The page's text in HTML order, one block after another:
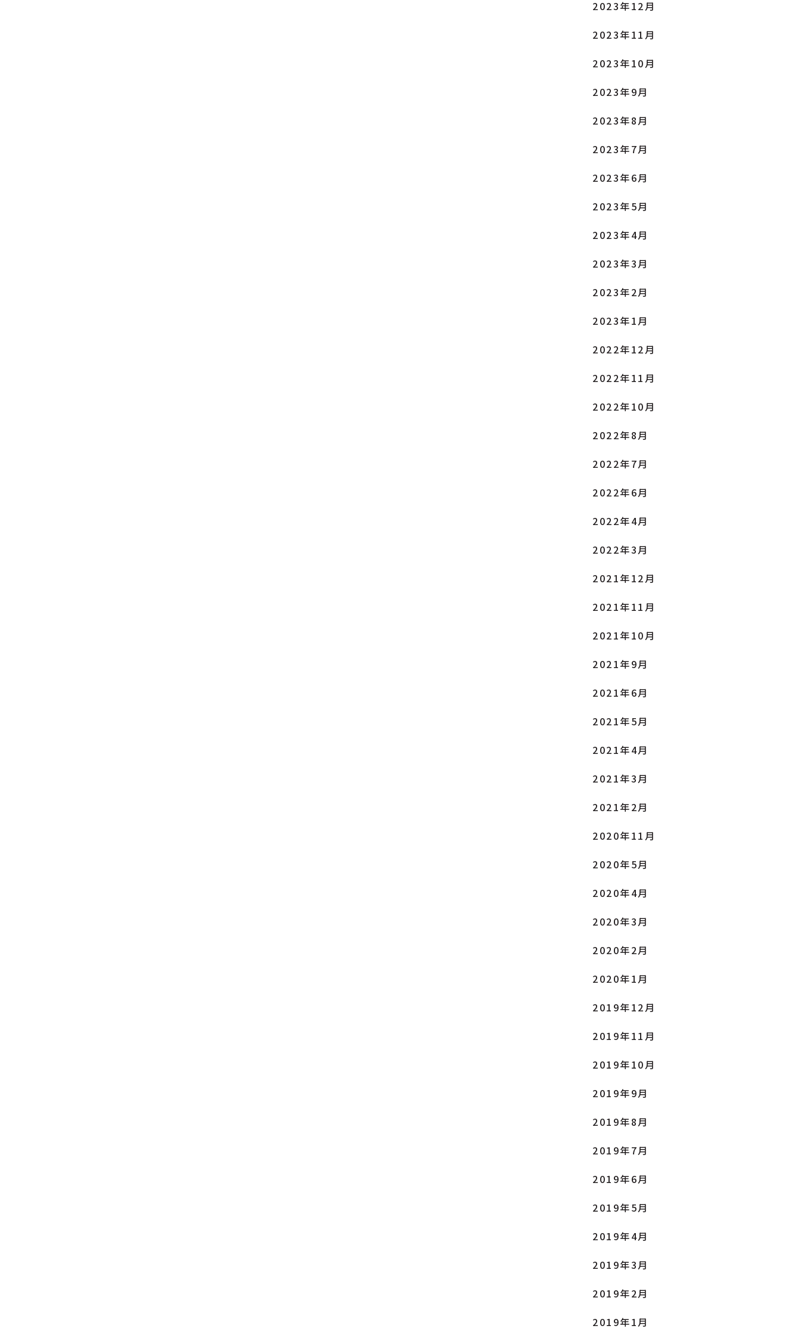
2023年12月
2023年11月
2023年10月
2023年9月
2023年8月
2023年7月
2023年6月
2023年5月
2023年4月
2023年3月
2023年2月
2023年1月
2022年12月
2022年11月
2022年10月
2022年8月
2022年7月
2022年6月
2022年4月
2022年3月
2021年12月
2021年11月
2021年10月
2021年9月
2021年6月
2021年5月
2021年4月
2021年3月
2021年2月
2020年11月
2020年5月
2020年4月
2020年3月
2020年2月
2020年1月
2019年12月
2019年11月
2019年10月
2019年9月
2019年8月
2019年7月
2019年6月
2019年5月
2019年4月
2019年3月
2019年2月
2019年1月